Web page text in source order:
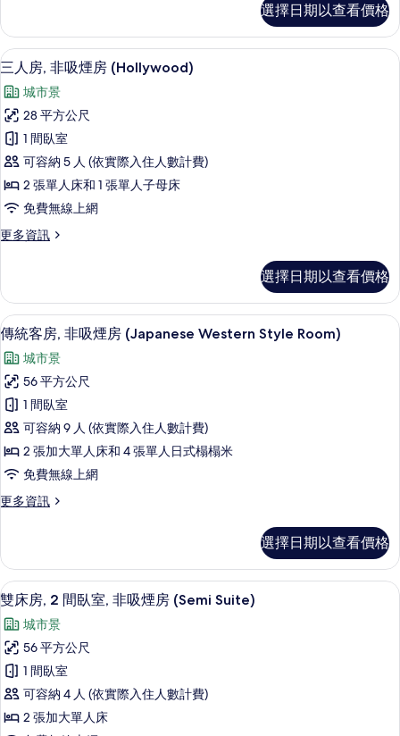
的
所
有
相
片
房,
非
吸
房
(Hollywood)
的
詳
情
選擇日期以查看價格
顯
示
三
人
房,
非
吸
煙
房
的
所
有
相
片
客房內保險箱、熨斗/熨衣板、免費無
8
三人房, 非吸煙房 (Hollywood)
城市景
28 平方公尺
1 間臥室
可容納 5 人 (依實際入住人數計費)
2 張單人床和 1 張單人子母床
免費無線上網
更多資訊
更
房,
非
吸
煙
房
(Hollywood)
的
詳
情
選擇日期以查看價格
顯
示
傳
統
客
房,
非
吸
煙
(Japanese
Western
Style
Room)
的
所
有
相
片
傳統客房, 非吸煙房 (Japanese
11
傳統客房, 非吸煙房 (Japanese Western Style Room)
城市景
56 平方公尺
1 間臥室
可容納 9 人 (依實際入住人數計費)
2 張加大單人床和 4 張單人日式榻榻米
免費無線上網
更多資訊
更
客
房,
非
煙
房
(Japanese
Western
Style
Room)
的
選擇日期以查看價格
顯
示
雙
床
房,
2
間
客房內保險箱、熨斗/熨衣板、免費無
8
雙床房, 2 間臥室, 非吸煙房 (Semi Suite)
城市景
56 平方公尺
1 間臥室
可容納 4 人 (依實際入住人數計費)
2 張加大單人床